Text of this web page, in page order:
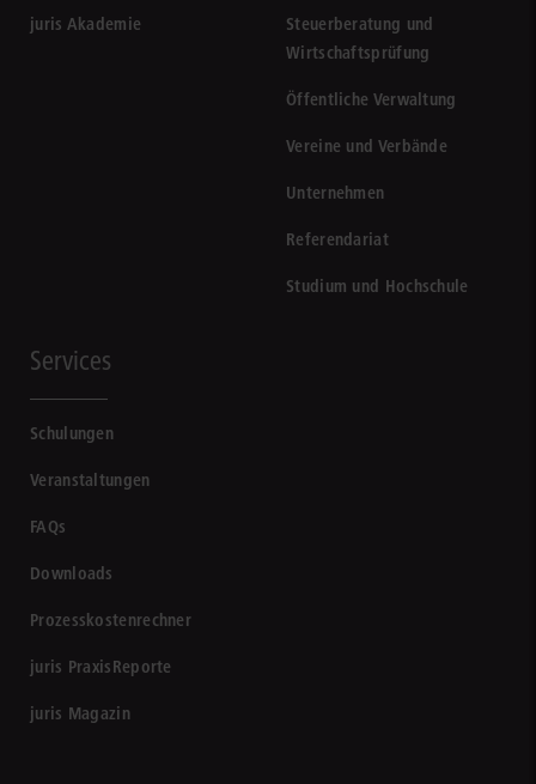
juris Akademie
Steuerberatung und
Wirtschaftsprüfung
Öffentliche Verwaltung
Vereine und Verbände
Unternehmen
Referendariat
Studium und Hochschule
Services
Schulungen
Veranstaltungen
FAQs
Downloads
Prozesskostenrechner
juris PraxisReporte
juris Magazin